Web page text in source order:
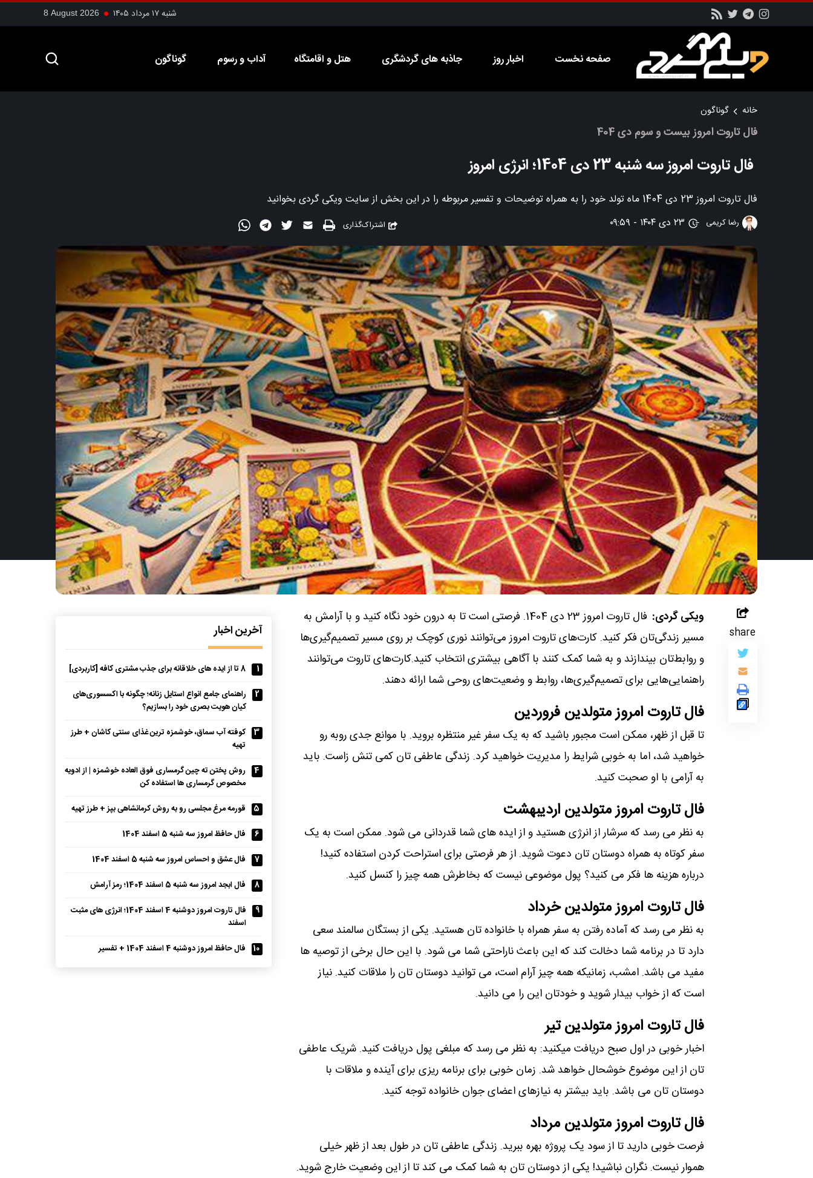
شنبه ۱۷ مرداد ۱۴۰۵ 8 August 2026
صفحه نخست اخبار روز جاذبه های گردشگری هتل و اقامتگاه آداب و رسوم گوناگون
خانه گوناگون
فال تاروت امروز بیست و سوم دی 404
فال تاروت امروز سه شنبه 23 دی 1404؛ انرژی امروز
فال تاروت امروز 23 دی 1404 ماه تولد خود را به همراه توضیحات و تفسیر مربوطه را در این بخش از سایت ویکی گردی بخوانید
اشتراک‌گذاری رضا کریمی ۲۳ دی ۱۴۰۴ - ۰۹:۵۹
ویکی گردی:
فال تاروت امروز 23 دی 1404. فرصتی است تا به درون خود نگاه کنید و با آرامش به
مسیر زندگی‌تان فکر کنید. کارت‌های تاروت امروز می‌توانند نوری کوچک بر روی مسیر تصمیم‌گیری‌ها
و روابط‌تان بیندازند و به شما کمک کنند با آگاهی بیشتری انتخاب کنید.کارت‌های تاروت می‌توانند
راهنمایی‌هایی برای تصمیم‌گیری‌ها، روابط و وضعیت‌های روحی شما ارائه دهند.
فال تاروت امروز متولدین فروردین
تا قبل از ظهر، ممکن است مجبور باشید که به یک سفر غیر منتظره بروید. با موانع جدی روبه رو
خواهید شد، اما به خوبی شرایط را مدیریت خواهید کرد. زندگی عاطفی تان کمی تنش زاست. باید
به آرامی با او صحبت کنید.
فال تاروت امروز متولدین اردیبهشت
به نظر می رسد که سرشار از انرژی هستید و از ایده های شما قدردانی می شود. ممکن است به یک
سفر کوتاه به همراه دوستان تان دعوت شوید. از هر فرصتی برای استراحت کردن استفاده کنید!
درباره هزینه ها فکر می کنید؟ پول موضوعی نیست که بخاطرش همه چیز را کنسل کنید.
فال تاروت امروز متولدین خرداد
به نظر می رسد که آماده رفتن به سفر همراه با خانواده تان هستید. یکی از بستگان سالمند سعی
دارد تا در برنامه شما دخالت کند که این باعث ناراحتی شما می شود. با این حال برخی از توصیه ها
مفید می باشد. امشب، زمانیکه همه چیز آرام است، می توانید دوستان تان را ملاقات کنید. نیاز
است که از خواب بیدار شوید و خودتان این را می دانید.
فال تاروت امروز متولدین تیر
اخبار خوبی در اول صبح دریافت میکنید: به نظر می رسد که مبلغی پول دریافت کنید. شریک عاطفی
تان از این موضوع خوشحال خواهد شد. زمان خوبی برای برنامه ریزی برای آینده و ملاقات با
دوستان تان می باشد. باید بیشتر به نیازهای اعضای جوان خانواده توجه کنید.
فال تاروت امروز متولدین مرداد
فرصت خوبی دارید تا از سود یک پروژه بهره ببرید. زندگی عاطفی تان در طول بعد از ظهر خیلی
هموار نیست. نگران نباشید! یکی از دوستان تان به شما کمک می کند تا از این وضعیت خارج شوید.
آخرین اخبار
1
8 تا از ایده های خلاقانه برای جذب مشتری کافه [کاربردی]
2
راهنمای جامع انواع استایل زنانه؛ چگونه با اکسسوری‌های
کیان هویت بصری خود را بسازیم؟
3
کوفته آب سماق، خوشمزه ترین غذای سنتی کاشان + طرز
تهیه
4
روش پختن ته چین گرمساری فوق العاده خوشمزه | از ادویه
مخصوص گرمساری ها استفاده کن
5
قورمه مرغ مجلسی رو به روش کرمانشاهی بپز + طرز تهیه
6
فال حافظ امروز سه شنبه 5 اسفند 1404
7
فال عشق و احساس امروز سه شنبه 5 اسفند 1404
8
فال ابجد امروز سه شنبه 5 اسفند 1404؛ رمز آرامش
9
فال تاروت امروز دوشنبه 4 اسفند 1404؛ انرژی های مثبت
اسفند
10
فال حافظ امروز دوشنبه 4 اسفند 1404 + تفسیر
share